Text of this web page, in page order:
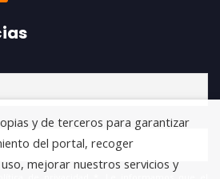
y de terceros para garantizar
del portal, recoger
mejorar nuestros servicios y